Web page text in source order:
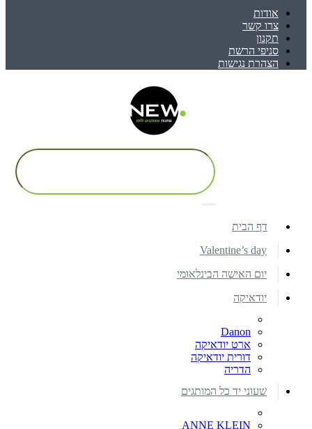
אודות
צרו קשר
תקנון
סניפי הרשת
הצהרת נגישות
דף הבית
Valentine’s day
יום האישה הבינלאומי
יודאיקה
Danon
ארט יודאיקה
דורית יודאיקה
הדריה
שעוני יד כל המותגים
ANNE KLEIN